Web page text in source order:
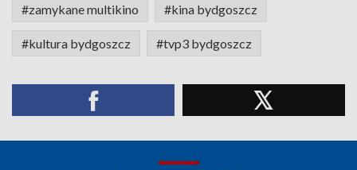
#zamykane multikino #kina bydgoszcz
#kultura bydgoszcz #tvp3 bydgoszcz